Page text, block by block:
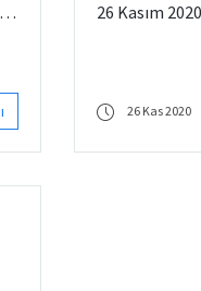
26 Kasım
26 Kas 2020